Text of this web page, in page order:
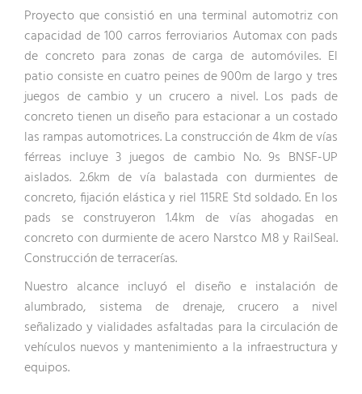
Proyecto que consistió en una terminal automotriz con
capacidad de 100 carros ferroviarios Automax con pads
de concreto para zonas de carga de automóviles. El
patio consiste en cuatro peines de 900m de largo y tres
juegos de cambio y un crucero a nivel. Los pads de
concreto tienen un diseño para estacionar a un costado
las rampas automotrices. La construcción de 4km de vías
férreas incluye 3 juegos de cambio No. 9s BNSF-UP
aislados. 2.6km de vía balastada con durmientes de
concreto, fijación elástica y riel 115RE Std soldado. En los
pads se construyeron 1.4km de vías ahogadas en
concreto con durmiente de acero Narstco M8 y RailSeal.
Construcción de terracerías.
Nuestro alcance incluyó el diseño e instalación de
alumbrado, sistema de drenaje, crucero a nivel
señalizado y vialidades asfaltadas para la circulación de
vehículos nuevos y mantenimiento a la infraestructura y
equipos.